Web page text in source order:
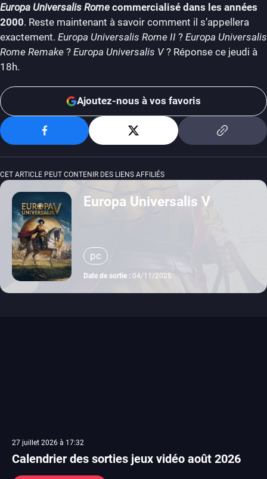
Europa Universalis Rome commercialisé dans les années
2000. Reste maintenant à savoir comment il s’appellera
exactement. Europa Universalis Rome II ? Europa Universalis
Rome Remake ? Europa Universalis V? Réponse ce jeudi à
18h.
Ajoutez-nous à vos favoris
CET ARTICLE PEUT CONTENIR DES LIENS AFFILIÉS
Europa Universalis V
pc
Date de sortie : 04/11/2025
27 juillet 2026 à 17:32
Calendrier des sorties jeux vidéo août 2026